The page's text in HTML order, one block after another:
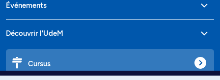
Événements
Découvrir l'UdeM
Cursus